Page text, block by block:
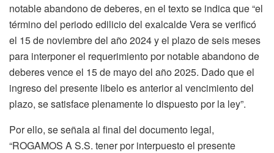
notable abandono de deberes, en el texto se indica que “el
término del periodo edilicio del exalcalde Vera se verificó
el 15 de noviembre del año 2024 y el plazo de seis meses
para interponer el requerimiento por notable abandono de
deberes vence el 15 de mayo del año 2025. Dado que el
ingreso del presente libelo es anterior al vencimiento del
plazo, se satisface plenamente lo dispuesto por la ley”.
Por ello, se señala al final del documento legal,
“ROGAMOS A S.S. tener por interpuesto el presente